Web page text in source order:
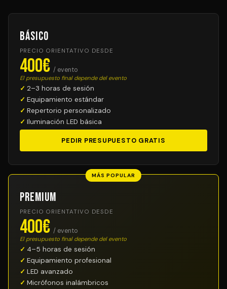
Básico
PRECIO ORIENTATIVO DESDE
400€ / evento
El presupuesto final depende del evento
2–3 horas de sesión
Equipamiento estándar
Repertorio personalizado
Iluminación LED básica
PEDIR PRESUPUESTO GRATIS
MÁS POPULAR
Premium
PRECIO ORIENTATIVO DESDE
400€ / evento
El presupuesto final depende del evento
4–5 horas de sesión
Equipamiento profesional
LED avanzado
Micrófonos inalámbricos